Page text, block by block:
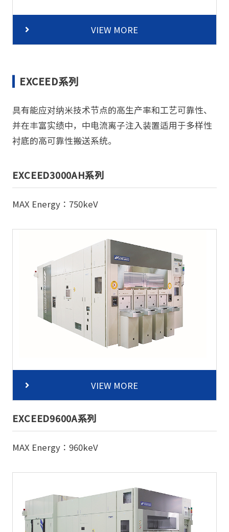
VIEW MORE
EXCEED系列
具有能应对纳米技术节点的高生产率和工艺可靠性、
并在丰富实绩中，中电流离子注入装置适用于多样性
衬底的高可靠性搬送系统。
EXCEED3000AH系列
MAX Energy：750keV
VIEW MORE
EXCEED9600A系列
MAX Energy：960keV